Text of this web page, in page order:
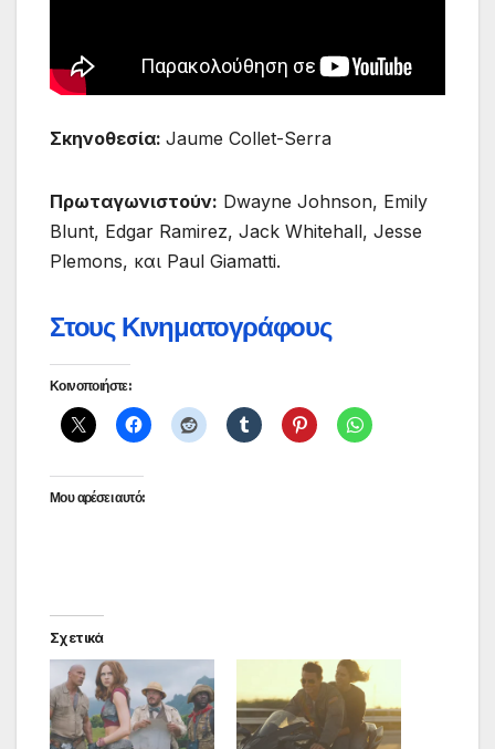
Σκηνοθεσία: Jaume Collet-Serra
Πρωταγωνιστούν: Dwayne Johnson, Emily
Blunt, Edgar Ramirez, Jack Whitehall, Jesse
Plemons, και Paul Giamatti.
Στους Κινηματογράφους
Κοινοποιήστε:
Μου αρέσει αυτό:
Σχετικά